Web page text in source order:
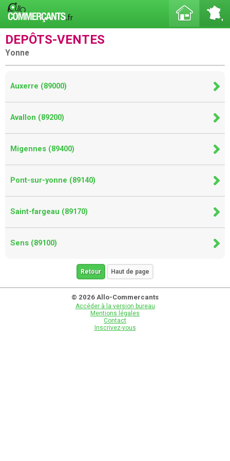
DEPÔTS-VENTES
Yonne
Auxerre (89000)
Avallon (89200)
Migennes (89400)
Pont-sur-yonne (89140)
Saint-fargeau (89170)
Sens (89100)
Retour Haut de page
© 2026 Allo-Commercants
Accéder à la version bureau
Mentions légales
Contact
Inscrivez-vous